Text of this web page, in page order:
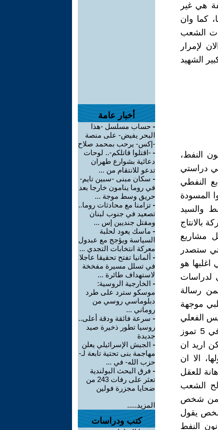
هي غير
كما وان
الشعب
لإمرار
الشهيد
النفط،
دراستي
النفطي
المسودة
والسيد
بالانتاج
مشاريع
ستصدر
هو
لدراسات
رسالة
موجهة
الفعلي
حالياً للمجلس، وهي جواب لرسالة كان الكتور العطية قد ارسلها اليه في 5 تموز
اريد ان
الا ان
للعقل
الشعب
من شخص
شخص يقول
النفط
أخبار عامة
- حساب مسلسل -هذا
البحر يفيض- على منصة
-إكس- يرحب بمحمد صلاح
- -اقتلوا قاتلكم-.. لوحات
دعائية بشوارع طهران
تدعو للانتقام من ...
- سكان مبنى -سبين تايم-
في روما ينامون خارجا بعد
حريق وسط موجة ...
- تزامنا مع محادثات روما..
تصعيد في جنوب لبنان
ومقتل جنديين إس ...
- ماسك يعود لحلبة
السياسة ويؤجج مع عبدول
معركة انتخابات التجدي ...
- ألمانيا تفتح تحقيقا عاجلا
في تسلل مسيرة مفخخة
لاستهداف طائرة ...
- الخارجية الروسية:
موسكو سترد على طرد
دبلوماسي روسي من
روماني ...
- سرعة فائقة ودقة أعلى..
روسيا تطور ذخيرة صيد
جديدة
- الجيش الإسرائيلي يعلن
مهاجمة بنى تحتية تابعة لـ-
حزب الله- في ...
- فرق البحث البولندية
تعثر على رفات 243 من
ضحايا مجزرة فولين
المزيد.....
كتب ودراسات